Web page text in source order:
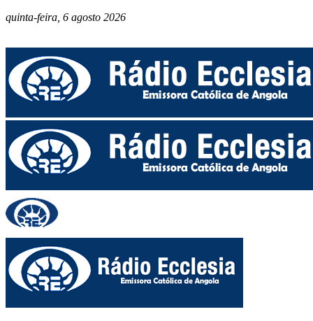
quinta-feira, 6 agosto 2026